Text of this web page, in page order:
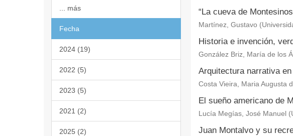
... más
Fecha
2024 (19)
2022 (5)
2023 (5)
2021 (2)
2025 (2)
“La cueva de
Martínez, Gustavo (
Historia e invención,
González Briz, María de los
Arquitectura narrativa
Costa Vieira, Maria Augusta
El sueño americano de
Lucía Megías, José Manuel (
Juan Montalvo y su